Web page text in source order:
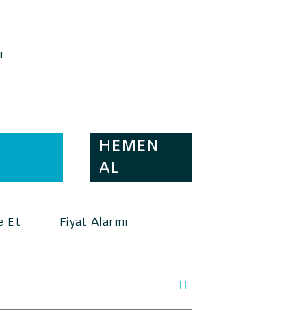
HEMEN
AL
Et Fiyat Alarmı